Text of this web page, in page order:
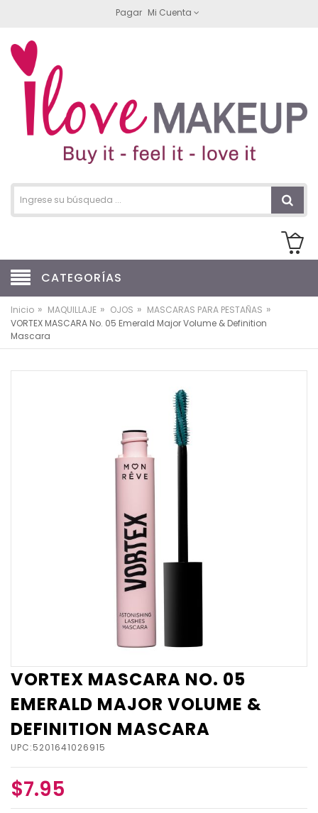
Pagar Mi Cuenta
CATEGORÍAS
Inicio » MAQUILLAJE » OJOS » MASCARAS PARA PESTAÑAS »
VORTEX MASCARA No. 05 Emerald Major Volume & Definition
Mascara
VORTEX MASCARA NO. 05
EMERALD MAJOR VOLUME &
DEFINITION MASCARA
UPC:5201641026915
$7.95